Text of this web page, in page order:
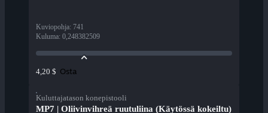
Kuviopohja: 741
Kuluma: 0,248382509
4,20 $ Osta
Kuluttajatason konepistooli
MP7 | Oliivinvihreä ruutuliina (Käytössä kokeiltu)